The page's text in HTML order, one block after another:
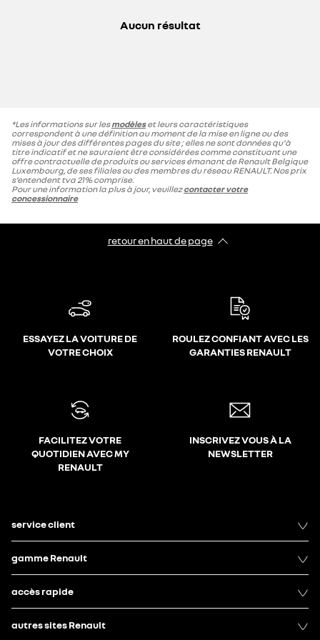
Aucun résultat
*Les informations sur lesmodèleset leurs caractéristiques
correspondent à une définition au moment de la mise en ligne ou des
mises à jour des différentes pages du site ; elles ne sont données qu'à
titre indicatif et ne sauraient être considérées comme constituant une
offre contractuelle de produits ou services émanant de Renault Belgique
Luxembourg, de ses filiales ou des membres du réseau RENAULT. Nos prix
s’entendent tva 21% comprise.
Pour une information la plus à jour, veuillezcontacter votre
concessionnaire
retour en haut de page​
ESSAYEZ LA VOITURE DE
VOTRE CHOIX
ROULEZ CONFIANT AVEC LES
GARANTIES RENAULT
FACILITEZ VOTRE
QUOTIDIEN AVEC MY
RENAULT
INSCRIVEZ VOUS À LA
NEWSLETTER
service client
gamme Renault
accès rapide
autres sites Renault